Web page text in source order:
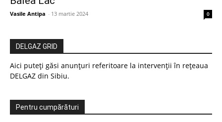
Vasile Antipa - 13 martie 2024 0
DELGAZ GRID
Aici puteți găsi anunțuri referitoare la intervenții în rețeaua
DELGAZ din Sibiu.
Pentru cumpărături